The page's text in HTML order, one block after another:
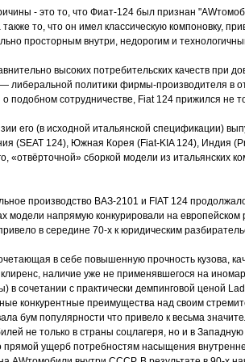
- это то, что Фиат-124 был признан
также то, что он имел классическую компоновку,
просторным внутри, недорогим и
высоких потребительских качеств при
либеральной политики фирмы-производителя в
о подобном сотрудничестве, Fiat 124 прижился не
его (в исходной итальянской спецификации)
(SEAT 124), Южная Корея (Fiat-KIA 124), Индия
«отвёрточной» сборкой модели из итальянских
производство ВАЗ-2101 и FIAT 124
модели напрямую конкурировали на
в середине 70-х к юридическим
в себе повышенную прочность кузова,
наличие уже не применявшегося на
в сочетании с практически демпинговой ценой
конкурентные преимущества над своим
бум популярности что привело к весьма
не только в страны соцлагеря, но и в
прямой ущерб потребностям насыщения